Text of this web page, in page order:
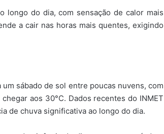
longo do dia, com sensação de calor mais
a cair nas horas mais quentes, exigindo
um sábado de sol entre poucas nuvens, com
aos 30°C. Dados recentes do INMET
de chuva significativa ao longo do dia.